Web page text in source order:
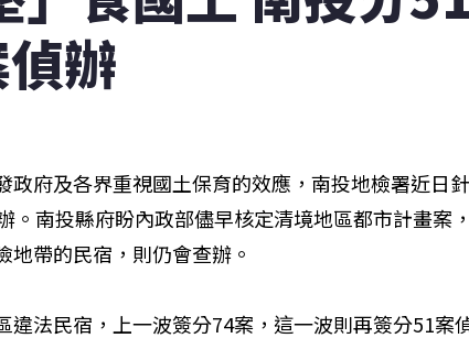
辦
政府及各界重視國土保育的效應，南投地檢署近日
。南投縣府盼內政部儘早核定清境地區都市計畫案
地帶的民宿，則仍會查辦。
違法民宿，上一波簽分74案，這一波則再簽分51案